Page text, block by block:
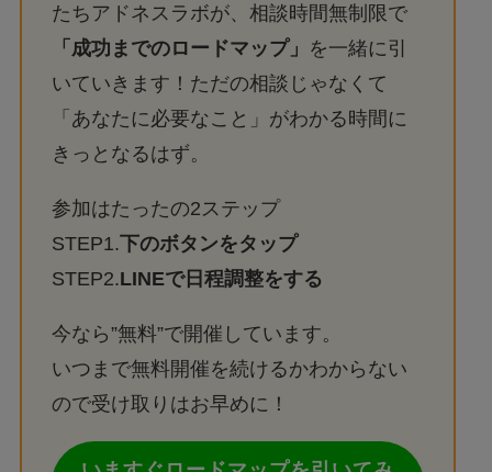
たちアドネスラボが、相談時間無制限で
「成功までのロードマップ」 を一緒に引
いていきます！ただの相談じゃなくて
「あなたに必要なこと」がわかる時間に
きっとなるはず。
参加はたったの2ステップ
STEP1.下のボタンをタップ
STEP2.LINEで日程調整をする
今なら”無料”で開催しています。
いつまで無料開催を続けるかわからない
ので受け取りはお早めに！